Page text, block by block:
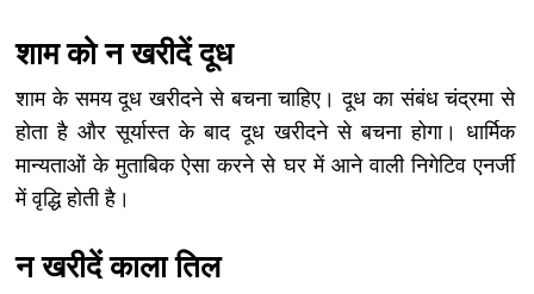
शाम को न खरीदें दूध
शाम के समय दूध खरीदने से बचना चाहिए। दूध का संबंध चंद्रमा से
होता है और सूर्यास्त के बाद दूध खरीदने से बचना होगा। धार्मिक
मान्यताओं के मुताबिक ऐसा करने से घर में आने वाली निगेटिव एनर्जी
में वृद्धि होती है।
न खरीदें काला तिल